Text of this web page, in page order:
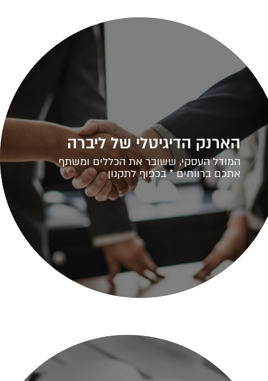
הארנק הדיגיטלי של ליברה
המודל העסקי, ששובר את הכללים ומשתף
אתכם ברווחים * בכפוף לתקנון